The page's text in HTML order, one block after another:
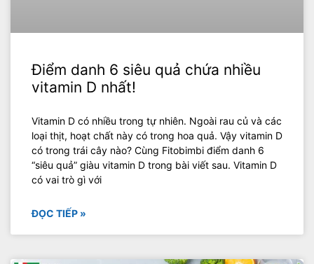
Điểm danh 6 siêu quả chứa nhiều
vitamin D nhất!
Vitamin D có nhiều trong tự nhiên. Ngoài rau củ và các
loại thịt, hoạt chất này có trong hoa quả. Vậy vitamin D
có trong trái cây nào? Cùng Fitobimbi điểm danh 6
“siêu quả” giàu vitamin D trong bài viết sau. Vitamin D
có vai trò gì với
ĐỌC TIẾP »